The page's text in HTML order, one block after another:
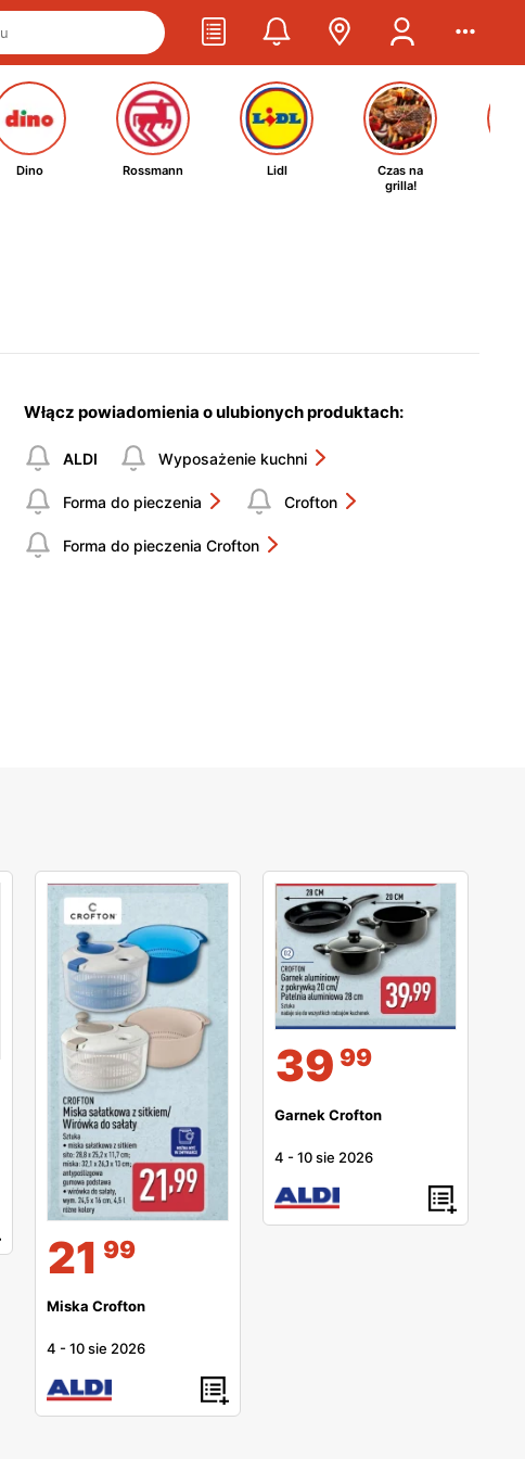
Dino Rossmann Lidl
Czas na
grilla!
Włącz powiadomienia o ulubionych produktach:
ALDI Wyposażenie kuchni
Forma do pieczenia Crofton
Forma do pieczenia Crofton
21 99
Miska Crofton
4 -10 sie 2026
39 99
Garnek Crofton
4 -10 sie 2026